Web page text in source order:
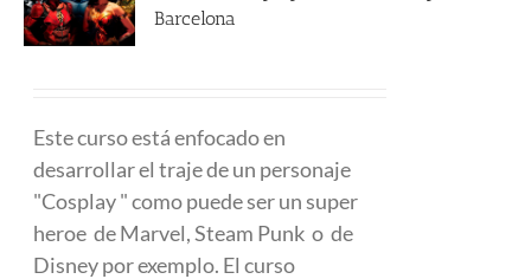
Barcelona
Este curso está enfocado en
desarrollar el traje de un personaje
"Cosplay " como puede ser un super
heroe de Marvel, Steam Punk o de
Disney por exemplo. El curso